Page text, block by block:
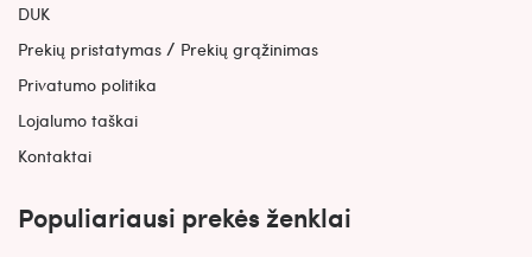
DUK
Prekių pristatymas / Prekių grąžinimas
Privatumo politika
Lojalumo taškai
Kontaktai
Populiariausi prekės ženklai